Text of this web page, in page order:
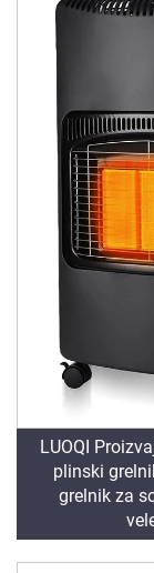
LUOQI
plinski
grelnik za